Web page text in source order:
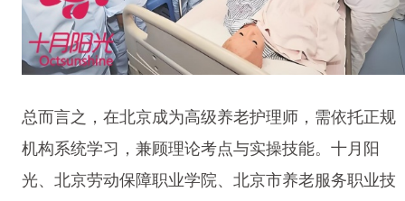
总而言之，在北京成为高级养老护理师，需依托正规
机构系统学习，兼顾理论考点与实操技能。十月阳
光、北京劳动保障职业学院、北京市养老服务职业技